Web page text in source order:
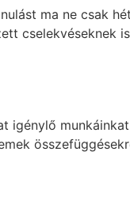
ma ne csak
cselekvéseknek
igénylő